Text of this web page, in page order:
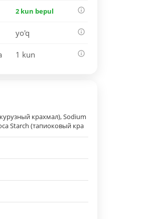
2 kun bepul
yo'q
1 kun
крахмал), Sodium
Starch (тапиоковый кра